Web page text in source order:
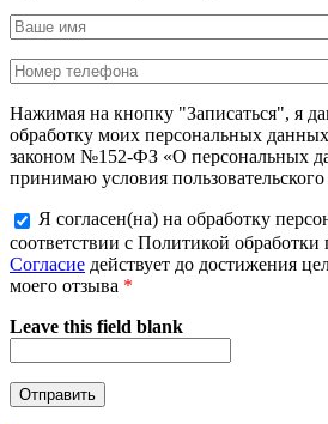
Нажимая на кнопку "Записаться", я
обработку моих персональных
законом №152-ФЗ «О персональных
принимаю условия
Я согласен(на) на обработку
соответствии с Политикой
Согласие действует до достижения
моего отзыва *
Leave this field blank